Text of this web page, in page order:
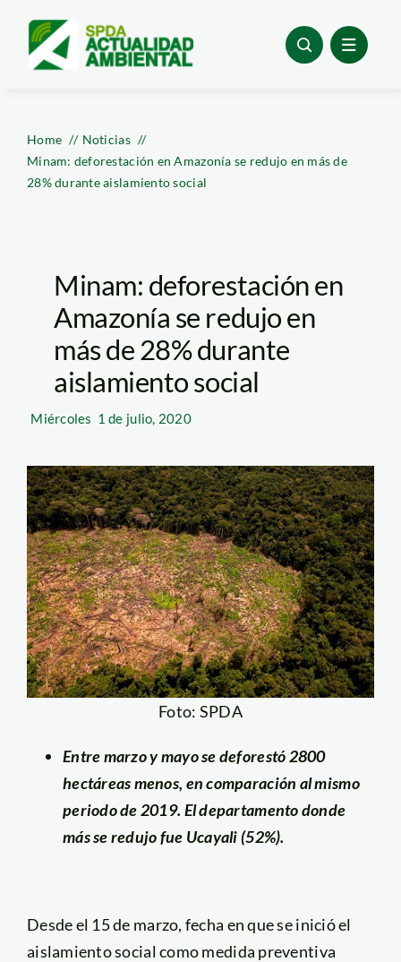
content
Home
Noticias
Minam: deforestación en Amazonía se redujo en más de
28% durante aislamiento social
Minam: deforestación en
Amazonía se redujo en
más de 28% durante
aislamiento social
Miércoles 1 de julio, 2020
Foto: SPDA
Entre marzo y mayo se deforestó 2800
hectáreas menos, en comparación al mismo
periodo de 2019. El departamento donde
más se redujo fue Ucayali (52%).
Desde el 15 de marzo, fecha en que se inició el
aislamiento social como medida preventiva